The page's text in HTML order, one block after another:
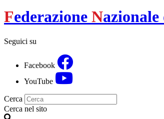
Federazione Nazionale
Seguici su
Facebook
YouTube
Cerca
Cerca nel sito